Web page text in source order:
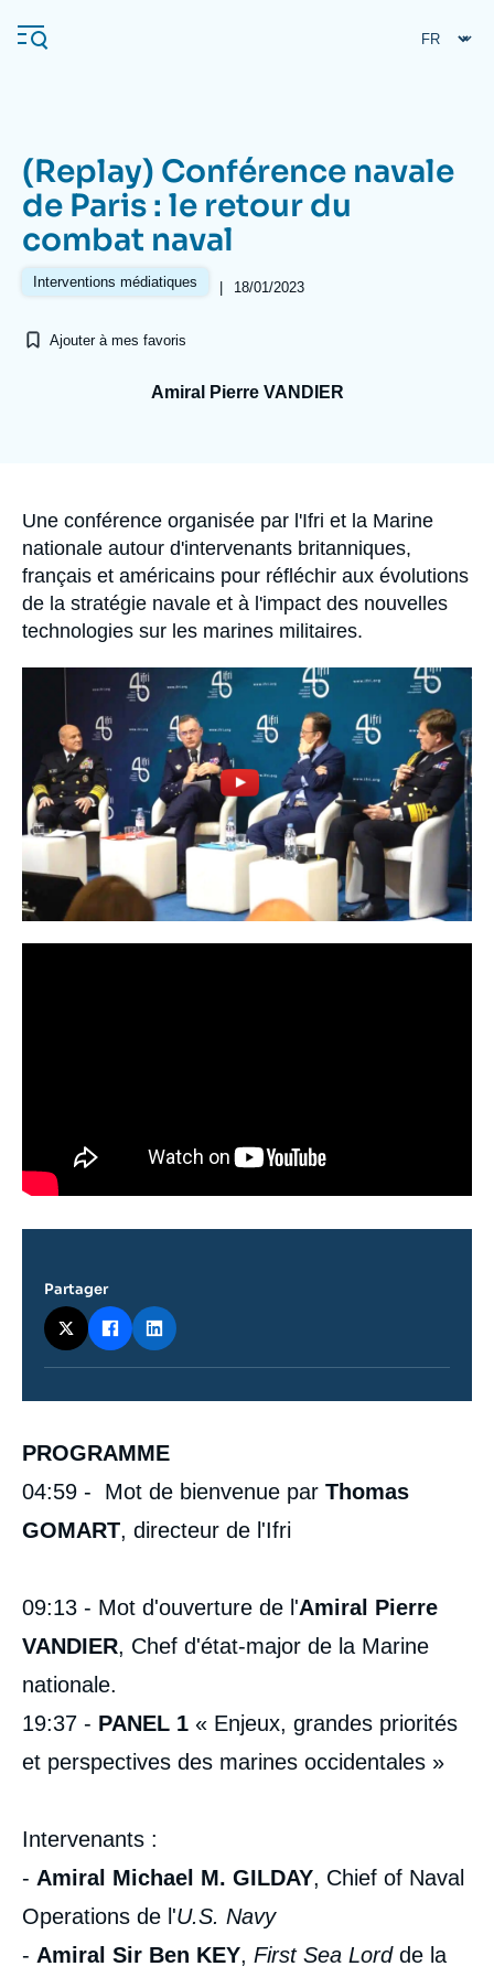
au
contenu
Navigation
principale
L'Ifri
Nous soutenir
À propos de l'Ifri
L'Ifri en bref Proche-Orient
(Replay) Conférence navale
de Paris : le retour du
combat naval
Interventions médiatiques | 18/01/2023
Ajouter à mes favoris
Amiral Pierre VANDIER
Accroche
Une conférence organisée par l'Ifri et la Marine
nationale autour d'intervenants britanniques,
français et américains pour réfléchir aux évolutions
de la stratégie navale et à l'impact des nouvelles
technologies sur les marines militaires.
principale
Contenu
intervention
médiatique
PROGRAMME
04:59 - Mot de bienvenue par Thomas
GOMART, directeur de l'Ifri
09:13 - Mot d'ouverture de l'Amiral Pierre
VANDIER, Chef d'état-major de la Marine
nationale.
19:37 - PANEL 1 « Enjeux, grandes priorités
et perspectives des marines occidentales »
Intervenants :
- Amiral Michael M. GILDAY, Chief of Naval
Operations de l'U.S. Navy
- Amiral Sir Ben KEY, First Sea Lordde la
Partager